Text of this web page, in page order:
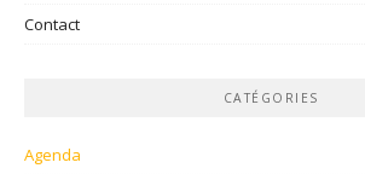
Contact
CATÉGORIES
Agenda